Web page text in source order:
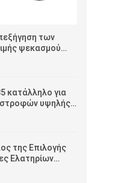
των
ψεκασμού
κατάλληλο για
υψηλής
της Επιλογής
Ελατηρίων